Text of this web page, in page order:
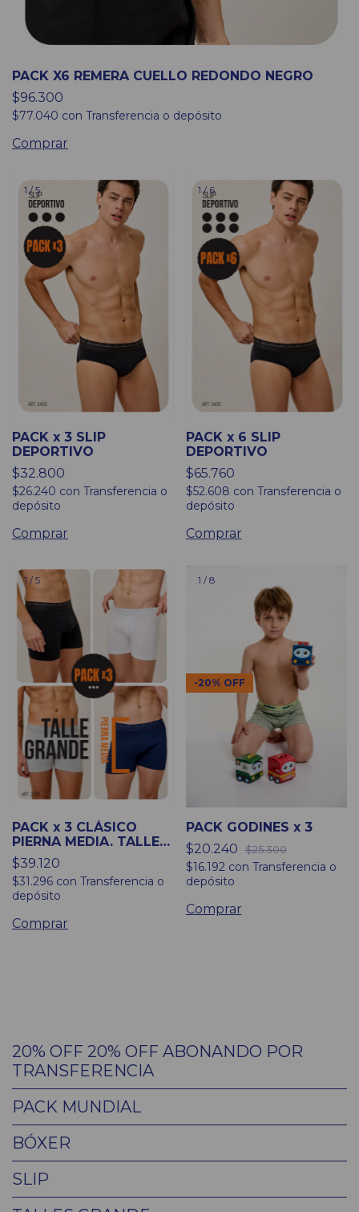
PACK X6 REMERA CUELLO REDONDO NEGRO
$96.300
$77.040 con Transferencia o depósito
Comprar
1 /5
PACK x 3 SLIP
DEPORTIVO
$32.800
$26.240 con Transferencia o
depósito
Comprar
1 /6
PACK x 6 SLIP
DEPORTIVO
$65.760
$52.608 con Transferencia o
depósito
Comprar
1 / 5
PACK x 3 CLÁSICO
PIERNA MEDIA. TALLES
GRANDES
$39.120
$31.296 con Transferencia o
depósito
Comprar
1 / 8
-20% OFF
PACK GODINES x 3
$20.240 $25.300
$16.192 con Transferencia o
depósito
Comprar
20% OFF 20% OFF ABONANDO POR
TRANSFERENCIA
PACK MUNDIAL
BÓXER
SLIP